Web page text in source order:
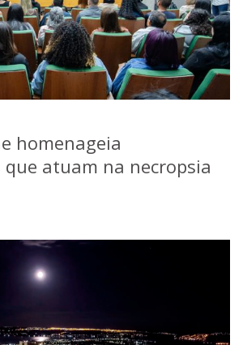
homenageia
atuam na necropsia